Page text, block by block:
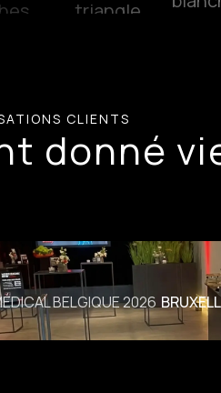
CLIENTS
donné
BELGIQUE 2026